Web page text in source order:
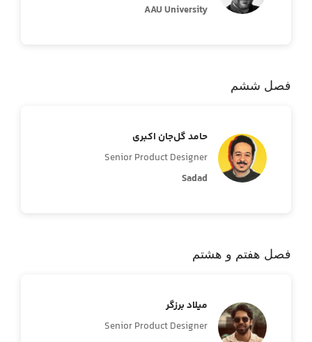
AAU University
فصل ششم
حامد گل‌جان اکبری
Senior Product Designer
Sadad
فصل هفتم و هشتم
میلاد برزگر
Senior Product Designer